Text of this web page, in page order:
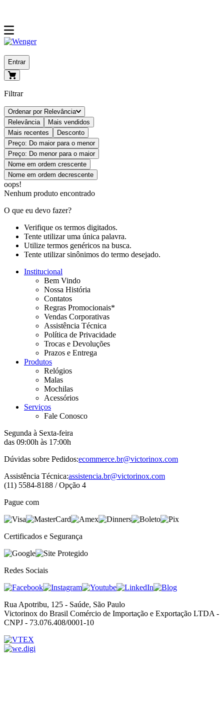
Entrar
Filtrar
Ordenar por Relevância
Relevância
Mais vendidos
Mais recentes
Desconto
Preço: Do maior para o menor
Preço: Do menor para o maior
Nome em ordem crescente
Nome em ordem decrescente
oops!
Nenhum produto encontrado
O que eu devo fazer?
Verifique os termos digitados.
Tente utilizar uma única palavra.
Utilize termos genéricos na busca.
Tente utilizar sinônimos do termo desejado.
Institucional
Bem Vindo
Nossa História
Contatos
Regras Promocionais*
Vendas Corporativas
Assistência Técnica
Política de Privacidade
Trocas e Devoluções
Prazos e Entrega
Produtos
Relógios
Malas
Mochilas
Acessórios
Serviços
Fale Conosco
Segunda à Sexta-feira
das 09:00h às 17:00h
Dúvidas sobre Pedidos:ecommerce.br@victorinox.com
Assistência Técnica:assistencia.br@victorinox.com
(11) 5584-8188 / Opção 4
Pague com
Certificados e Segurança
Redes Sociais
Rua Apotribu, 125 - Saúde, São Paulo
Victorinox do Brasil Comércio de Importação e Exportação LTDA -
CNPJ - 73.076.408/0001-10